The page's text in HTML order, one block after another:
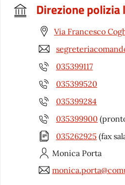
Direzione
Via Francesco
035399117
035399520
035399284
035399900
035262925 (fax
Monica Porta